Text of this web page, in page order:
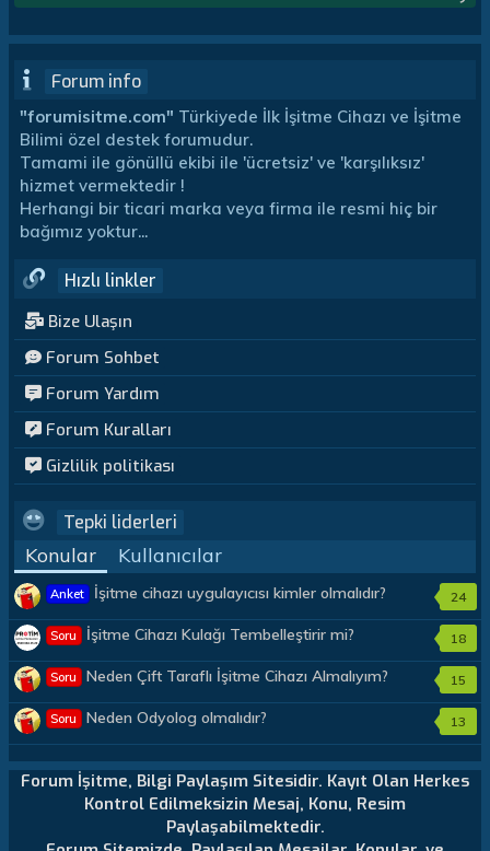
Forum info
"forumisitme.com" Türkiyede İlk İşitme Cihazı ve İşitme
Bilimi özel destek forumudur.
Tamami ile gönüllü ekibi ile 'ücretsiz' ve 'karşılıksız'
hizmet vermektedir !
Herhangi bir ticari marka veya firma ile resmi hiç bir
bağımız yoktur...
Hızlı linkler
Bize Ulaşın
Forum Sohbet
Forum Yardım
Forum Kuralları
Gizlilik politikası
Tepki liderleri
Konular Kullanıcılar
Anket İşitme cihazı uygulayıcısı kimler olmalıdır? 24
Soru İşitme Cihazı Kulağı Tembelleştirir mi? 18
Soru Neden Çift Taraflı İşitme Cihazı Almalıyım? 15
Soru Neden Odyolog olmalıdır? 13
Forum İşitme, Bilgi Paylaşım Sitesidir. Kayıt Olan Herkes
Kontrol Edilmeksizin Mesaj, Konu, Resim
Paylaşabilmektedir.